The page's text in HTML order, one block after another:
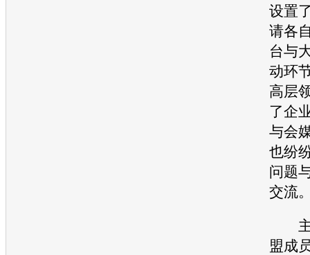
设置
请各
台与
动环
高层
了企
与会
也纷
问题
交流
主
盟成